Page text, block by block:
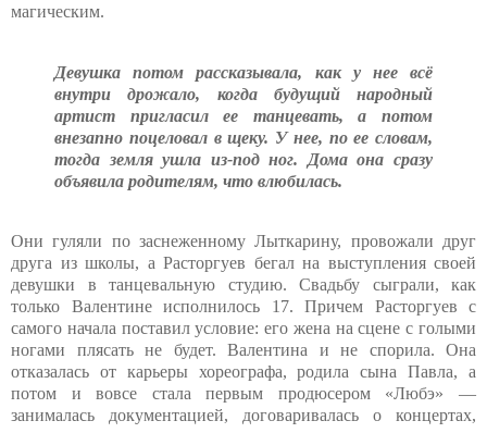
магическим.
Девушка потом рассказывала, как у нее всё
внутри дрожало, когда будущий народный
артист пригласил ее танцевать, а потом
внезапно поцеловал в щеку. У нее, по ее словам,
тогда земля ушла из-под ног. Дома она сразу
объявила родителям, что влюбилась.
Они гуляли по заснеженному Лыткарину, провожали друг
друга из школы, а Расторгуев бегал на выступления своей
девушки в танцевальную студию. Свадьбу сыграли, как
только Валентине исполнилось 17. Причем Расторгуев с
самого начала поставил условие: его жена на сцене с голыми
ногами плясать не будет. Валентина и не спорила. Она
отказалась от карьеры хореографа, родила сына Павла, а
потом и вовсе стала первым продюсером «Любэ» —
занималась документацией, договаривалась о концертах,